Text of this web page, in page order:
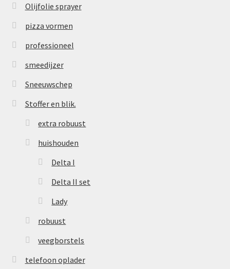
Olijfolie sprayer
pizza vormen
professioneel
smeedijzer
Sneeuwschep
Stoffer en blik.
extra robuust
huishouden
Delta I
Delta II set
Lady
robuust
veegborstels
telefoon oplader